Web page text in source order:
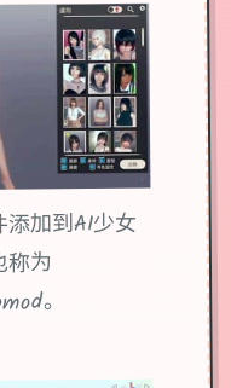
加到AI少女
为
。